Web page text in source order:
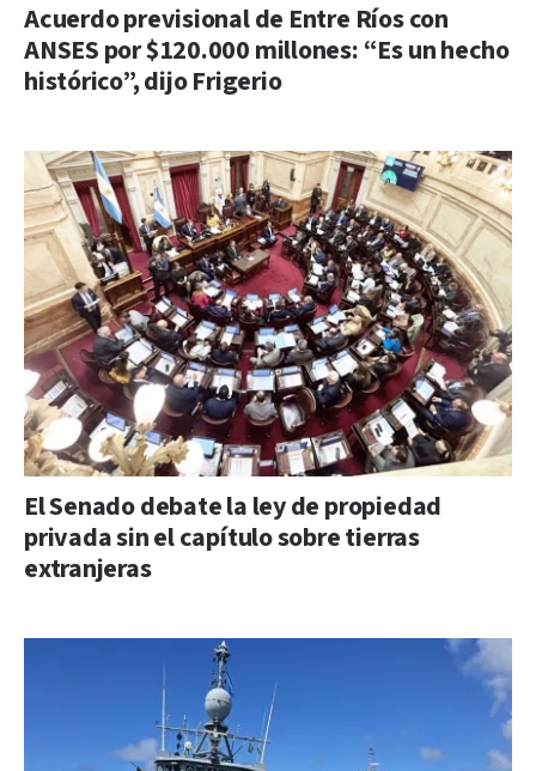
Acuerdo previsional de Entre Ríos con
ANSES por $120.000 millones: “Es un hecho
histórico”, dijo Frigerio
El Senado debate la ley de propiedad
privada sin el capítulo sobre tierras
extranjeras